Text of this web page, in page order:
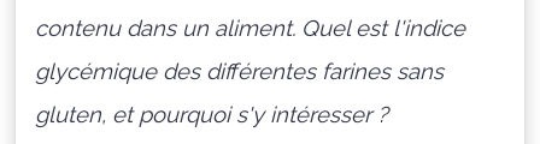
contenu dans un aliment. Quel est l'indice
glycémique des différentes farines sans
gluten, et pourquoi s'y intéresser ?